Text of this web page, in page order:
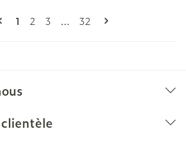
Vous lisez actuellement la page
1 Page
2 Page
3 ... Page
32